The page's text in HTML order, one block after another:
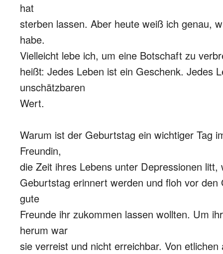
hat
sterben lassen. Aber heute weiß ich genau,
habe.
Vielleicht lebe ich, um eine Botschaft zu
heißt: Jedes Leben ist ein Geschenk. Jedes
unschätzbaren
Wert.
Warum ist der Geburtstag ein wichtiger Tag
Freundin,
die Zeit ihres Lebens unter Depressionen litt,
Geburtstag erinnert werden und floh vor den
gute
Freunde ihr zukommen lassen wollten. Um
herum war
sie verreist und nicht erreichbar. Von